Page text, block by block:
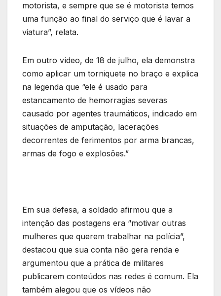
motorista, e sempre que se é motorista temos
uma função ao final do serviço que é lavar a
viatura”, relata.
Em outro vídeo, de 18 de julho, ela demonstra
como aplicar um torniquete no braço e explica
na legenda que “ele é usado para
estancamento de hemorragias severas
causado por agentes traumáticos, indicado em
situações de amputação, lacerações
decorrentes de ferimentos por arma brancas,
armas de fogo e explosões.”
Em sua defesa, a soldado afirmou que a
intenção das postagens era “motivar outras
mulheres que querem trabalhar na polícia”,
destacou que sua conta não gera renda e
argumentou que a prática de militares
publicarem conteúdos nas redes é comum. Ela
também alegou que os vídeos não